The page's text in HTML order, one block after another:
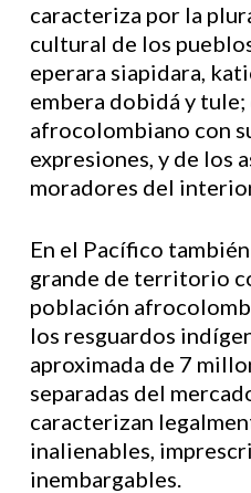
caracteriza por la
cultural de los
eperara siapidara,
embera dobidá y
afrocolombiano con
expresiones, y de los
moradores del
En el Pacífico
grande de territorio
población
los resguardos
aproximada de 7
separadas del
caracterizan
inalienables,
inembargables.